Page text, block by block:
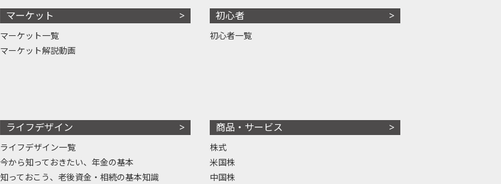
マーケット
マーケット一覧
マーケット解説動画
初心者
初心者一覧
ライフデザイン
ライフデザイン一覧
今から知っておきたい、年金の基本
知っておこう、老後資金・相続の基本知識
商品・サービス
株式
米国株
中国株